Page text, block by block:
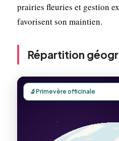
prairies fleuries et gestion
favorisent son maintien.
Répartition